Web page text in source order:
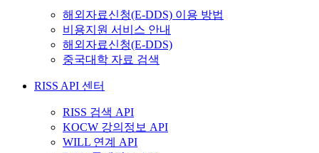
해외자료신청(E-DDS) 이용 방법
비용지원 서비스 안내
해외자료신청(E-DDS)
중국대학 자료 검색
RISS API 센터
RISS 검색 API
KOCW 강의정보 API
WILL 연계 API